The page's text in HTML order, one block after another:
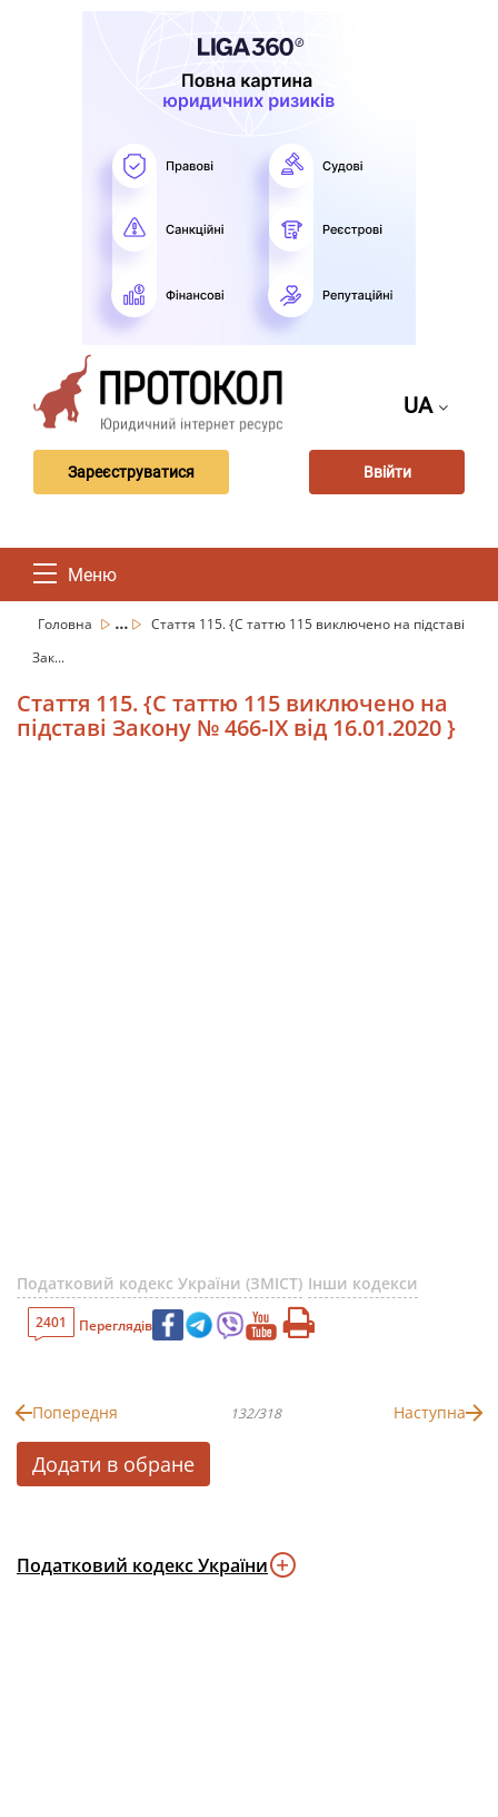
UA
Зареєструватися Ввійти
Меню
Головна ...
Стаття 115. {С таттю 115 виключено на підставі
Зак...
Стаття 115. {С таттю 115 виключено на
підставі Закону № 466-IX від 16.01.2020 }
Податковий кодекс України (ЗМІСТ) Інши кодекси
2401 Переглядів
Попередня 132/318 Наступна
Додати в обране
Податковий кодекс України